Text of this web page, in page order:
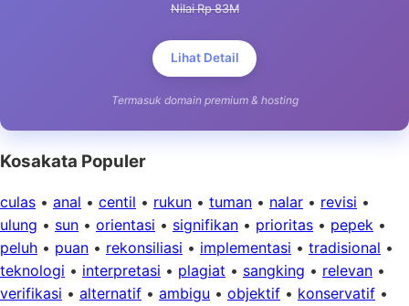
Nilai Rp 83M
Lihat Detail
Termasuk domain premium & hosting
Kosakata Populer
culas • anal • centil • rukun • tuman • nalar • revisi •
ulung • sun • orientasi • signifikan • prioritas • pepek •
peluh • puan • rekonsiliasi • implementasi • tradisional •
teknologi • interpretasi • plagiat • sangking • relevan •
verifikasi • alternatif • ambigu • objektif • konservatif •